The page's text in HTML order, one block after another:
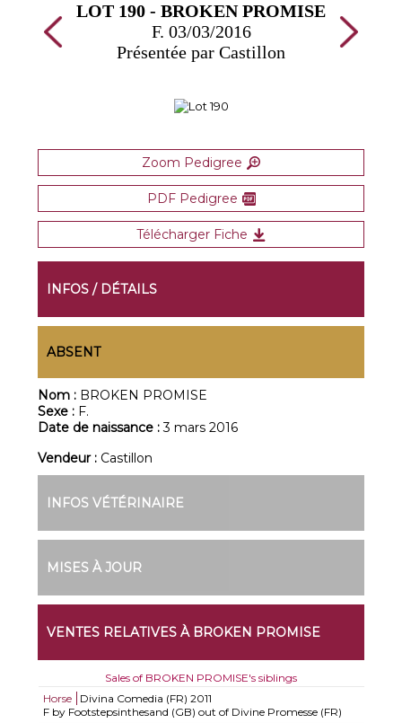
LOT 190 - BROKEN PROMISE
F. 03/03/2016
Présentée par Castillon
Zoom Pedigree
PDF Pedigree
Télécharger Fiche
INFOS / DÉTAILS
ABSENT
Nom : BROKEN PROMISE
Sexe : F.
Date de naissance :3 mars 2016
Vendeur : Castillon
INFOS VÉTÉRINAIRE
MISES À JOUR
VENTES RELATIVES À BROKEN PROMISE
Sales of BROKEN PROMISE's siblings
Horse
Divina Comedia (FR) 2011
F by Footstepsinthesand (GB) out of Divine Promesse (FR)